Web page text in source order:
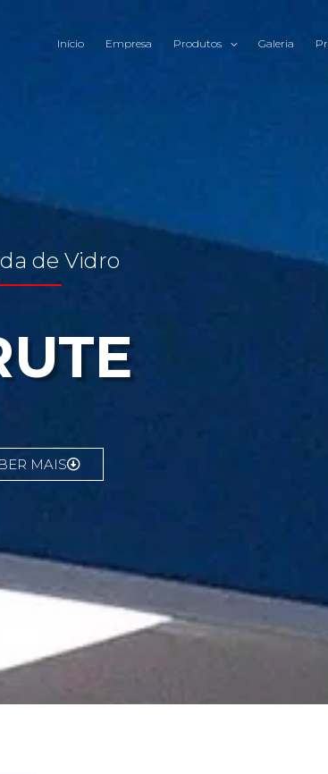
Início Empresa Produtos Galeria
de Vidro
MAIS